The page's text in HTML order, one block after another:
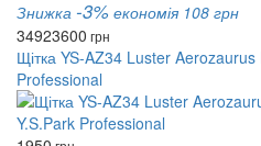
Знижка -3% економія 108 грн
34923600 грн
Щітка YS-AZ34 Luster
Professional